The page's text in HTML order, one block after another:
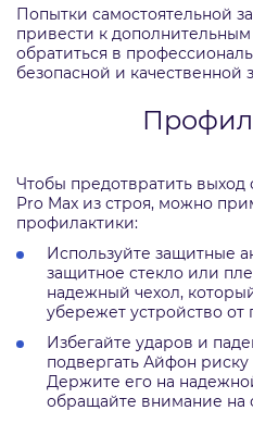
Попытки самостоятельной
привести к
обратиться в
безопасной и качественной
Чтобы предотвратить выход
Pro Max из строя, можно
профилактики:
Используйте защитные
защитное стекло или
надежный чехол,
убережет устройство
Избегайте ударов и
подвергать Айфон
Держите его на
обращайте внимание на